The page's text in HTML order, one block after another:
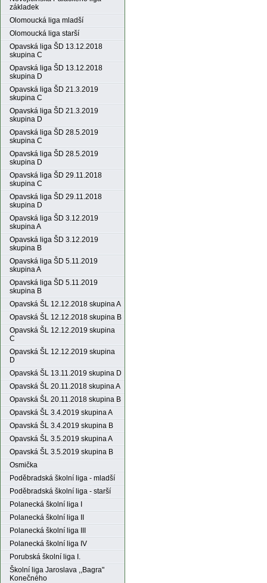
základek
Olomoucká liga mladší
Olomoucká liga starší
Opavská liga ŠD 13.12.2018
skupina C
Opavská liga ŠD 13.12.2018
skupina D
Opavská liga ŠD 21.3.2019
skupina C
Opavská liga ŠD 21.3.2019
skupina D
Opavská liga ŠD 28.5.2019
skupina C
Opavská liga ŠD 28.5.2019
skupina D
Opavská liga ŠD 29.11.2018
skupina C
Opavská liga ŠD 29.11.2018
skupina D
Opavská liga ŠD 3.12.2019
skupina A
Opavská liga ŠD 3.12.2019
skupina B
Opavská liga ŠD 5.11.2019
skupina A
Opavská liga ŠD 5.11.2019
skupina B
Opavská ŠL 12.12.2018 skupina A
Opavská ŠL 12.12.2018 skupina B
Opavská ŠL 12.12.2019 skupina
C
Opavská ŠL 12.12.2019 skupina
D
Opavská ŠL 13.11.2019 skupina D
Opavská ŠL 20.11.2018 skupina A
Opavská ŠL 20.11.2018 skupina B
Opavská ŠL 3.4.2019 skupina A
Opavská ŠL 3.4.2019 skupina B
Opavská ŠL 3.5.2019 skupina A
Opavská ŠL 3.5.2019 skupina B
Osmička
Poděbradská školní liga - mladší
Poděbradská školní liga - starší
Polanecká školní liga I
Polanecká školní liga II
Polanecká školní liga III
Polanecká školní liga IV
Porubská školní liga I.
Školní liga Jaroslava ,,Bagra"
Konečného